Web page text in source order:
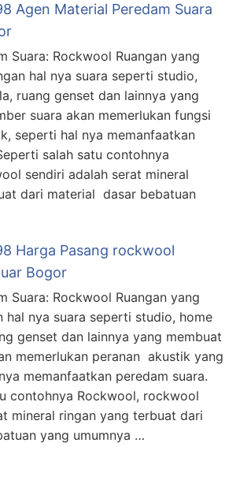
Agen Material Peredam Suara
Suara: Rockwool Ruangan yang
hal nya suara seperti studio,
ruang genset dan lainnya yang
suara akan memerlukan fungsi
seperti hal nya memanfaatkan
salah satu contohnya
sendiri adalah serat mineral
dari material dasar bebatuan
Harga Pasang rockwool
Bogor
Suara: Rockwool Ruangan yang
hal nya suara seperti studio, home
genset dan lainnya yang membuat
memerlukan peranan akustik yang
memanfaatkan peredam suara.
contohnya Rockwool, rockwool
mineral ringan yang terbuat dari
yang umumnya …